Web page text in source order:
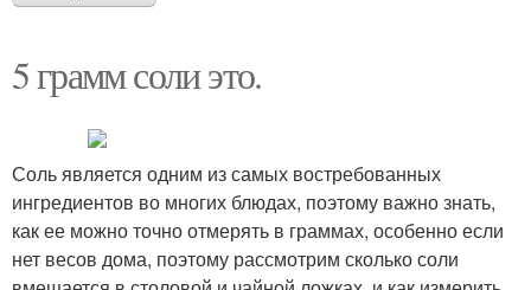
5 грамм соли это.
Соль является одним из самых востребованных
ингредиентов во многих блюдах, поэтому важно знать,
как ее можно точно отмерять в граммах, особенно если
нет весов дома, поэтому рассмотрим сколько соли